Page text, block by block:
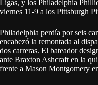
Ligas, y los Philadelphia
viernes 11-9 a los Pittsburgh
Philadelphia perdía por seis
encabezó la remontada al
dos carreras. El bateador
ante Braxton Ashcraft en la
frente a Mason Montgomery